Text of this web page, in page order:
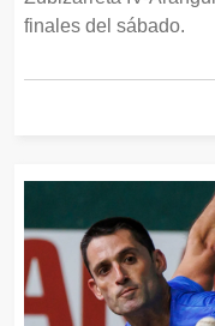
finales del sábado.